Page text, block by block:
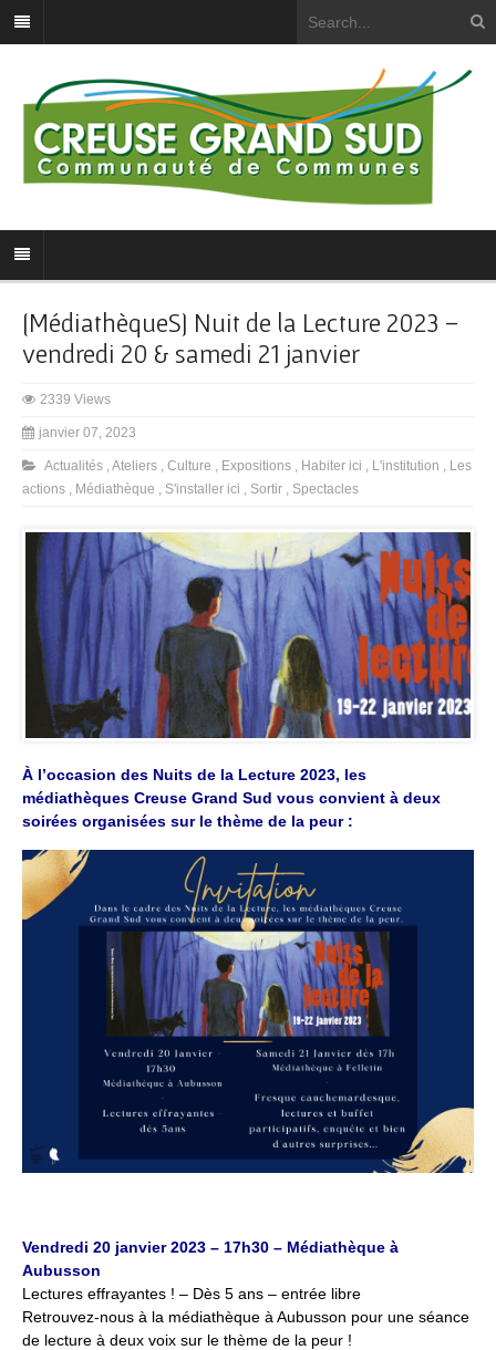
[MédiathèqueS] Nuit de la Lecture 2023 –
vendredi 20 & samedi 21 janvier
2339 Views
janvier 07, 2023
Actualités ,Ateliers , Culture , Expositions , Habiter ici , L'institution , Les
actions , Médiathèque , S'installer ici , Sortir , Spectacles
À l’occasion des Nuits de la Lecture 2023, les
médiathèques Creuse Grand Sud vous convient à deux
soirées organisées sur le thème de la peur :
Vendredi 20 janvier 2023 – 17h30 – Médiathèque à
Aubusson
Lectures effrayantes ! – Dès 5 ans – entrée libre
Retrouvez-nous à la médiathèque à Aubusson pour une séance
de lecture à deux voix sur le thème de la peur !